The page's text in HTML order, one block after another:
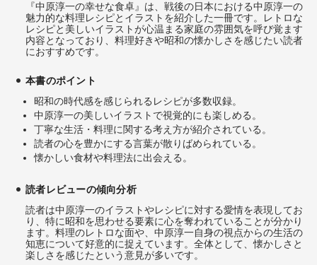
『中原淳一の幸せな食卓』は、戦後の日本における中原淳一の
魅力的な料理レシピとイラストを紹介した一冊です。レトロな
レシピと美しいイラストが心温まる家庭の雰囲気を呼び覚ます
内容となっており、料理好きや昭和の懐かしさを感じたい読者
におすすめです。
本書のポイント
昭和の時代感を感じられるレシピが多数収録。
中原淳一の美しいイラストで視覚的にも楽しめる。
丁寧な生活・料理に関する考え方が紹介されている。
読者の心を豊かにする言葉が散りばめられている。
懐かしい食材や料理法に出会える。
読者レビューの傾向分析
読者は中原淳一のイラストやレシピに対する愛情を表現してお
り、特に昭和を思わせる要素に心を奪われていることが分かり
ます。料理のレトロな面や、中原淳一自身の視点からの生活の
知恵について好意的に捉えています。全体として、懐かしさと
楽しさを感じたという意見が多いです。